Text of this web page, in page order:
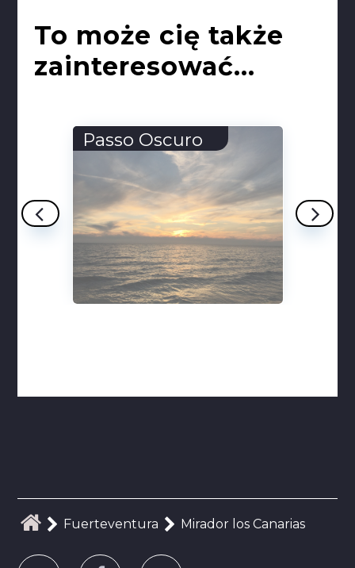
To może cię także
zainteresować...
Castello Sforzesco
Fuerteventura Mirador los Canarias